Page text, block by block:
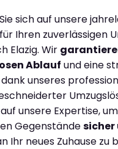
sich auf unsere
Ihren zuverlässigen
Elazig. Wir
Ablauf und eine
unseres
unsere Expertise,
Gegenständesicher
Ihr neues Zuhause zu